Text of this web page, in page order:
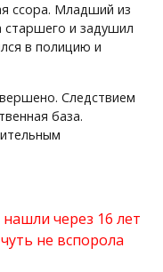
ссора. Младший из
старшего и задушил
в полицию и
Следствием
база.
через 16 лет
не вспорола